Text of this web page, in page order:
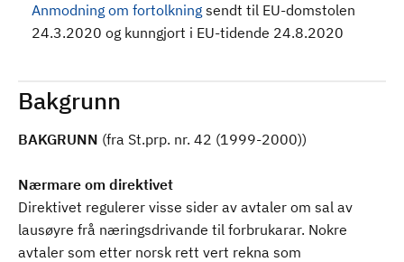
Anmodning om fortolkning sendt til EU-domstolen
24.3.2020 og kunngjort i EU-tidende 24.8.2020
Bakgrunn
BAKGRUNN (fra St.prp. nr. 42 (1999-2000))
Nærmare om direktivet
Direktivet regulerer visse sider av avtaler om sal av
lausøyre frå næringsdrivande til forbrukarar. Nokre
avtaler som etter norsk rett vert rekna som